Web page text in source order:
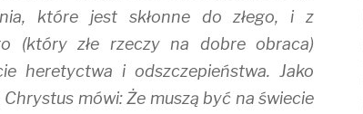
które jest skłonne do złego, i z
(który złe rzeczy na dobre obraca)
heretyctwa i odszczepieństwa. Jako
mówi: Że muszą być na świecie